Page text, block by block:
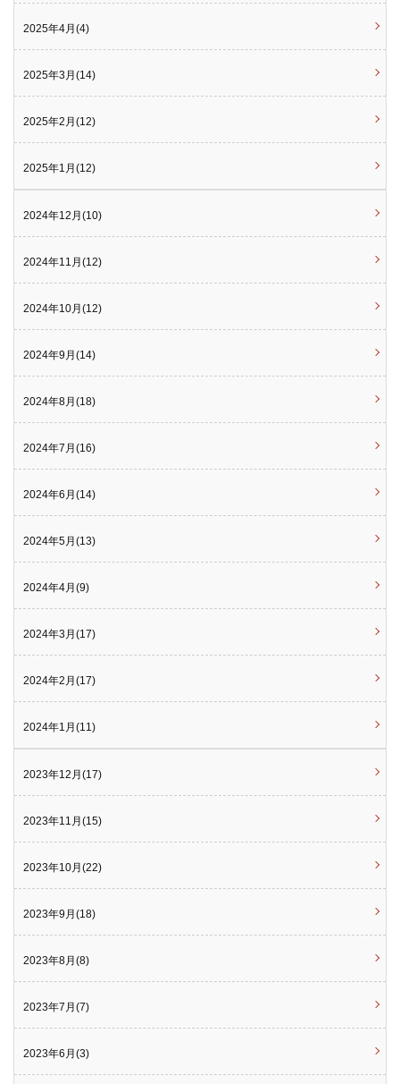
2025年4月(4)
2025年3月(14)
2025年2月(12)
2025年1月(12)
2024年12月(10)
2024年11月(12)
2024年10月(12)
2024年9月(14)
2024年8月(18)
2024年7月(16)
2024年6月(14)
2024年5月(13)
2024年4月(9)
2024年3月(17)
2024年2月(17)
2024年1月(11)
2023年12月(17)
2023年11月(15)
2023年10月(22)
2023年9月(18)
2023年8月(8)
2023年7月(7)
2023年6月(3)